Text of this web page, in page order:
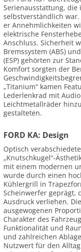
Serienausstattung, die
selbstverständlich war.
er Annehmlichkeiten
elektrische
Anschluss. Sicherheit
Bremssystem (ABS)
(ESP) gehörten zur
Komfort sorgten der
„Titanium“ kamen
Lederlenkrad mit
Leichtmetallräder
gestalteten.
FORD KA: Design
Optisch
„Knutschkugel“-
mit einem modernen
wurde durch einen
Kühlergrill in
Scheinwerfer geprägt,
Ausdruck verliehen.
ausgewogenen
Charakter des
Funktionalität und
und zahlreichen
Nutzwert für den